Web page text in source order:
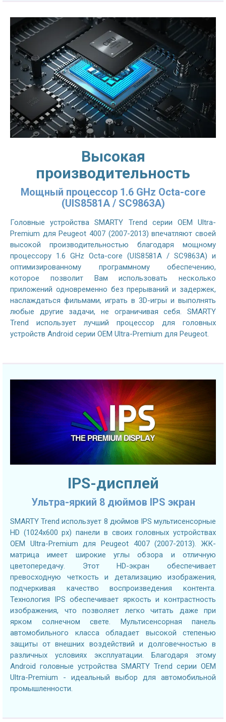
Высокая
производительность
Мощный процессор 1.6 GHz Octa-core
(UIS8581A / SC9863A)
Головные устройства SMARTY Trend серии OEM Ultra-
Premium для Peugeot 4007 (2007-2013) впечатляют своей
высокой производительностью благодаря мощному
процессору 1.6 GHz Octa-core (UIS8581A / SC9863A) и
оптимизированному программному обеспечению,
которое позволит Вам использовать несколько
приложений одновременно без прерываний и задержек,
наслаждаться фильмами, играть в 3D-игры и выполнять
любые другие задачи, не ограничивая себя. SMARTY
Trend использует лучший процессор для головных
устройств Android серии OEM Ultra-Premium для Peugeot.
IPS-дисплей
Ультра-яркий 8 дюймов IPS экран
SMARTY Trend использует 8 дюймов IPS мультисенсорные
HD (1024х600 px) панели в своих головных устройствах
OEM Ultra-Premium для Peugeot 4007 (2007-2013). ЖК-
матрица имеет широкие углы обзора и отличную
цветопередачу. Этот HD-экран обеспечивает
превосходную четкость и детализацию изображения,
подчеркивая качество воспроизведения контента.
Технология IPS обеспечивает яркость и контрастность
изображения, что позволяет легко читать даже при
ярком солнечном свете. Мультисенсорная панель
автомобильного класса обладает высокой степенью
защиты от внешних воздействий и долговечностью в
различных условиях эксплуатации. Благодаря этому
Android головные устройства SMARTY Trend серии OEM
Ultra-Premium - идеальный выбор для автомобильной
промышленности.